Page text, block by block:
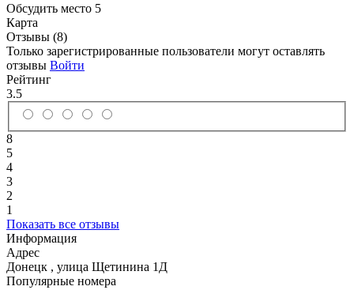
Обсудить место 5
Карта
Отзывы (8)
Только зарегистрированные пользователи могут оставлять
отзывы Войти
Рейтинг
3.5
8
5
4
3
2
1
Показать все отзывы
Информация
Адрес
Донецк , улица Щетинина 1Д
Популярные номера